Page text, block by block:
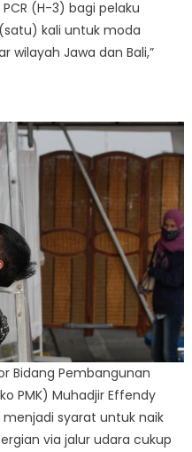
(H-3) bagi pelaku
kali untuk moda
wilayah Jawa dan Bali,”
Bidang Pembangunan
PMK) Muhadjir Effendy
syarat untuk naik
via jalur udara cukup